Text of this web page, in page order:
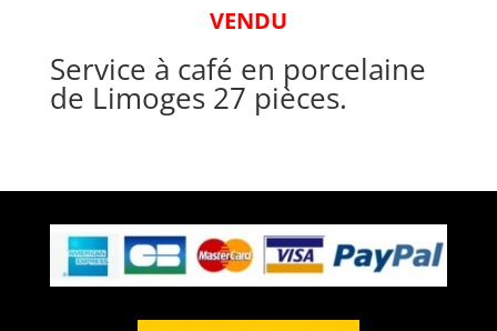
VENDU
Service à café en porcelaine
de Limoges 27 pièces.